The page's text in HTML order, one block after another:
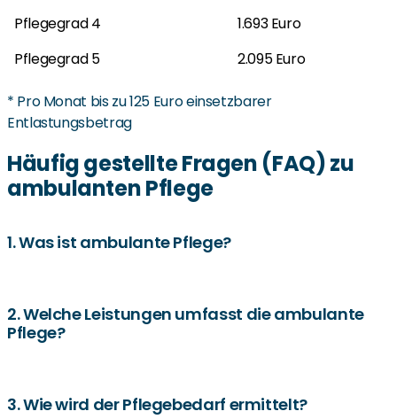
Pflegegrad 4
1.693 Euro
Pflegegrad 5
2.095 Euro
* Pro Monat bis zu 125 Euro einsetzbarer
Entlastungsbetrag
Häufig gestellte Fragen (FAQ) zu
ambulanten Pflege
1. Was ist ambulante Pflege?
ihrem eigenen Zuhause versorgt zu werden, wobei
professionelle Pflegekräfte unterstützende Aufgaben
2. Welche Leistungen umfasst die ambulante
Pflege?
Pflegemaßnahmen, häusliche Krankenpflege,
3. Wie wird der Pflegebedarf ermittelt?